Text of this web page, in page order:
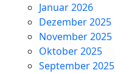
Januar 2026
Dezember 2025
November 2025
Oktober 2025
September 2025